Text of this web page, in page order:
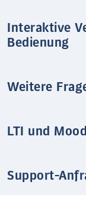
Interaktive
Bedienung
Weitere
LTI und
Support-